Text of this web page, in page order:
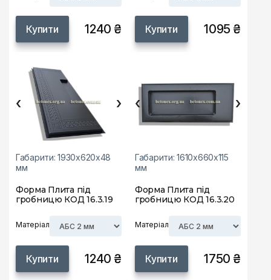
Купити 1240 ₴ Купити 1095 ₴
‹ ›
Габарити: 1930х620х48
мм
Форма Плита під
гробницю КОД 16.3.19
Матеріал
Купити 1240 ₴
‹ ›
Габарити: 1610х660х115
мм
Форма Плита під
гробницю КОД 16.3.20
Матеріал
Купити 1750 ₴